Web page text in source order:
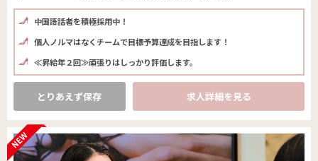
中国語話者を積極採用中！
個人ノルマはなくチームで目標予算達成を目指します！
≪昇給年２回≫頑張りはしっかり評価します。
とりあえず保存 求人詳細を見る